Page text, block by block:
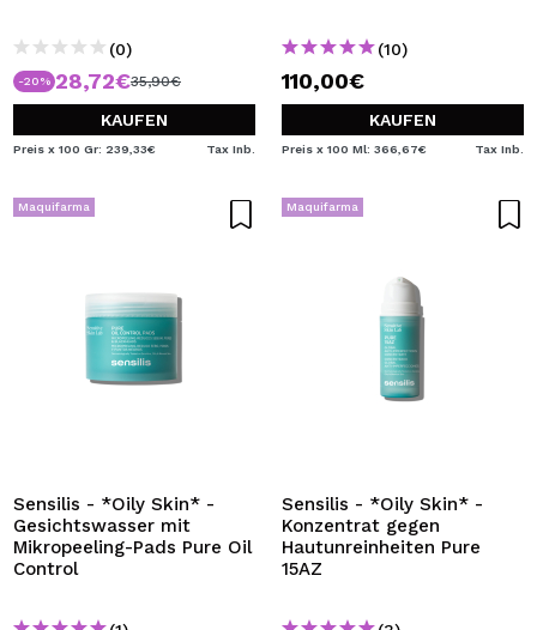
(0)
-20% 28,72€35,90€
KAUFEN
Preis x 100 Gr: 239,33€ Tax Inb.
(10)
110,00€
KAUFEN
Preis x 100 Ml: 366,67€ Tax Inb.
Maquifarma
Sensilis - *Oily Skin* -
Gesichtswasser mit
Mikropeeling-Pads Pure Oil
Control
Maquifarma
Sensilis - *Oily Skin* -
Konzentrat gegen
Hautunreinheiten Pure
15AZ